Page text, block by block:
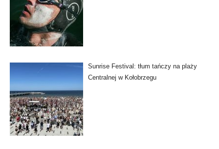
Sunrise Festival: tłum tańczy na plaży
Centralnej w Kołobrzegu